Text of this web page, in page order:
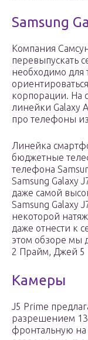
Samsung
Компания
перевыпускать
необходимо для
корпорации. На
линейки Galaxy
про телефоны из
Линейка
бюджетные
телефона
Samsung Galaxy
даже самой
Samsung Galaxy
некоторой
даже отнести к
этом обзоре мы
2 Прайм, Джей
Камеры
J5 Prime
разрешением
фронтальную